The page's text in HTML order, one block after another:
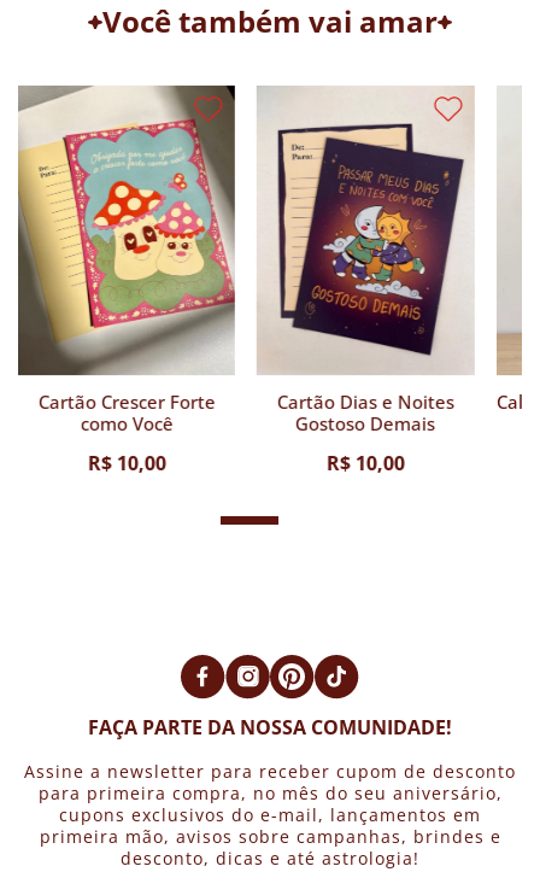
Você também vai amar
Cartão Crescer Forte
como Você
R$ 10,00
Cartão Dias e Noites
Gostoso Demais
R$ 10,00
FAÇA PARTE DA NOSSA COMUNIDADE!
Assine a newsletter para receber cupom de desconto
para primeira compra, no mês do seu aniversário,
cupons exclusivos do e-mail, lançamentos em
primeira mão, avisos sobre campanhas, brindes e
desconto, dicas e até astrologia!